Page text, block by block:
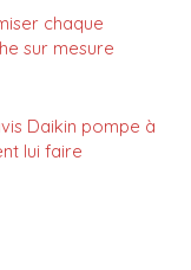
chaque
sur mesure
Daikin pompe à
lui faire